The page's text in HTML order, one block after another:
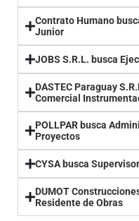
Contrato Humano
Junior
JOBS S.R.L. busca
DASTEC Paraguay
Comercial
POLLPAR busca
Proyectos
CYSA busca
DUMOT
Residente de Obras